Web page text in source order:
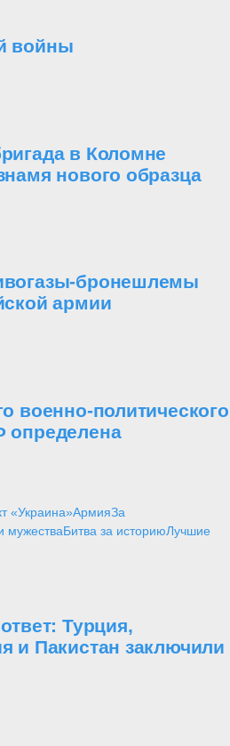
войны
в Коломне
нового образца
бронешлемы
армии
военно-политического
определена
«Украина»АрмияЗа
мужестваБитва за историюЛучшие
Турция,
и Пакистан заключили